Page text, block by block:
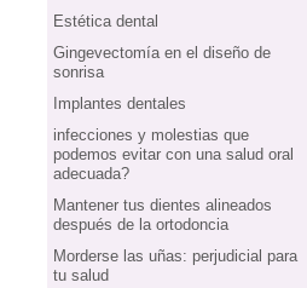
Estética dental
Gingevectomía en el diseño de
sonrisa
Implantes dentales
infecciones y molestias que
podemos evitar con una salud oral
adecuada?
Mantener tus dientes alineados
después de la ortodoncia
Morderse las uñas: perjudicial para
tu salud